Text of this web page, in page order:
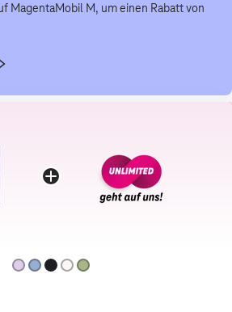
MagentaMobil M, um einen Rabatt von